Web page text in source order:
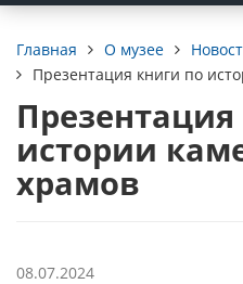
Главная О музее
Презентация книги по
истории
храмов
08.07.2024